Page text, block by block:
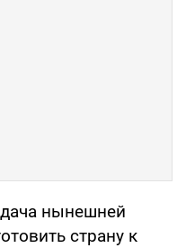
нынешней
страну к